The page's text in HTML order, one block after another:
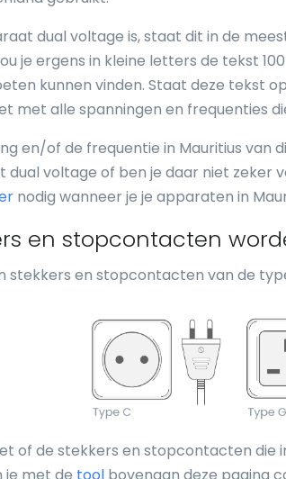
dual voltage is, staat dit in de
je ergens in kleine letters de tekst
kunnen vinden. Staat deze tekst
met alle spanningen en frequenties
en/of de frequentie in Mauritius van
voltage of ben je daar niet zeker
nodig wanneer je je apparaten in
en stopcontacten
stekkers en stopcontacten van de
of de stekkers en stopcontacten die
je met de tool bovenaan deze pagina